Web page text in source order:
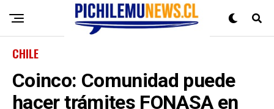
CHILE
Coinco: Comunidad puede
hacer trámites FONASA en